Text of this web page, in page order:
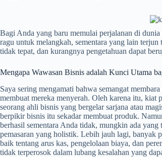
Bagi Anda yang baru memulai perjalanan di
ragu untuk melangkah, sementara yang lain
tidak tepat, dan kurangnya pengetahuan dapat
Mengapa Wawasan Bisnis adalah Kunci Utama
Saya sering mengamati bahwa semangat
membuat mereka menyerah. Oleh karena itu, kiat
seorang ahli bisnis yang bergelar sarjana atau
berpikir bisnis itu sekadar membuat produk.
berhasil sementara Anda tidak, mungkin ada
pemasaran yang holistik. Lebih jauh lagi, banyak
baik tentang arus kas, pengelolaan biaya, dan
tidak terperosok dalam lubang kesalahan yang